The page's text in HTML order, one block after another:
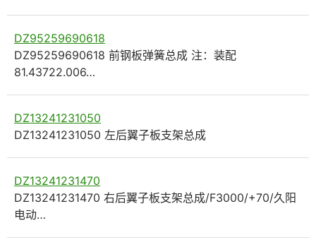
DZ95259690618
DZ95259690618 前钢板弹簧总成 注：装配
81.43722.006…
DZ13241231050
DZ13241231050 左后翼子板支架总成
DZ13241231470
DZ13241231470 右后翼子板支架总成/F3000/+70/久阳
电动…